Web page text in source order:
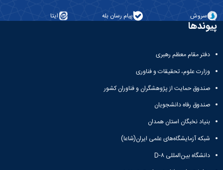
سروش پیام رسان بله ایتا
پیوندها
دفتر مقام معظم رهبری
وزارت علوم، تحقیقات و فناوری
صندوق حمایت از پژوهشگران و فناوران کشور
صندوق رفاه دانشجویان
بنیاد نخبگان استان همدان
شبکه آزمایشگاه‌های علمی ایران(شاعا)
دانشگاه بین‌المللی D-۸